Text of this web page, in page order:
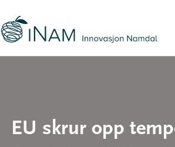
EU skrur opp